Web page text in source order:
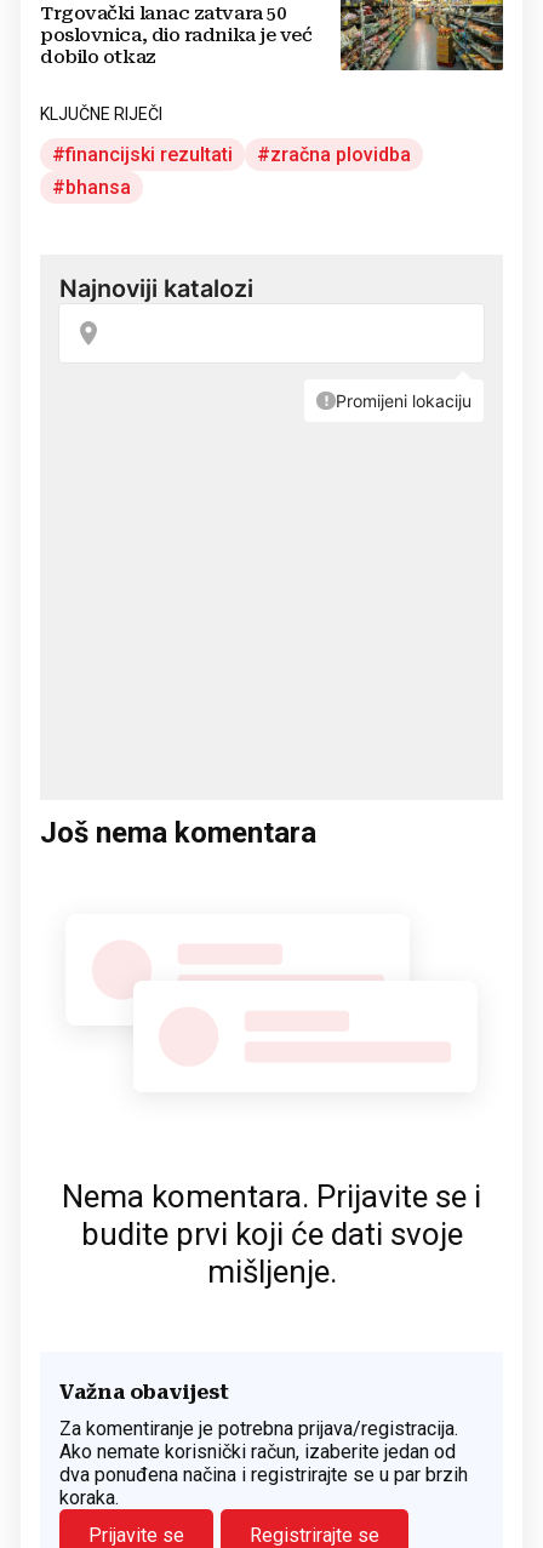
Trgovački lanac zatvara 50
poslovnica, dio radnika je već
dobilo otkaz
KLJUČNE RIJEČI
financijski rezultati
zračna plovidba
bhansa
Još nema komentara
Nema komentara. Prijavite se i
budite prvi koji će dati svoje
mišljenje.
Važna obavijest
Za komentiranje je potrebna prijava/registracija.
Ako nemate korisnički račun, izaberite jedan od
dva ponuđena načina i registrirajte se u par brzih
koraka.
Prijavite se
Registrirajte se